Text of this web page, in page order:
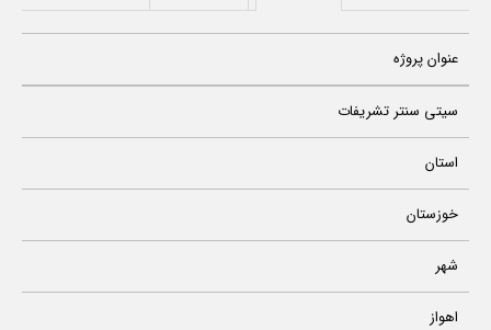
عنوان پروژه
سیتی سنتر تشریفات
استان
خوزستان
شهر
اهواز